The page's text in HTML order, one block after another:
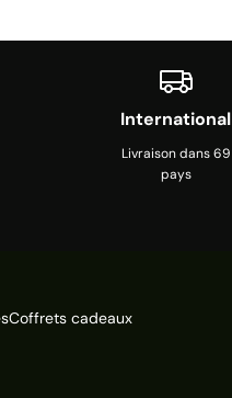
International
Livraison dans 69
pays
Coffrets cadeaux